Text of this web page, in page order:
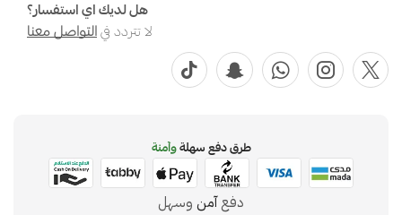
هل لديك اي استفسار؟
لا تتردد فيالتواصل معنا
طرق دفع سهلةوآمنة
دفعآمن وسهل